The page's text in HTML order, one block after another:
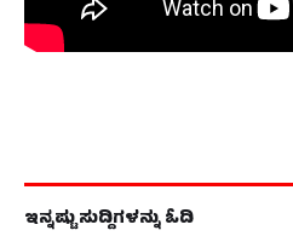
ಇನ್ನಷ್ಟು ಸುದ್ದಿಗಳನ್ನು ಓದಿ